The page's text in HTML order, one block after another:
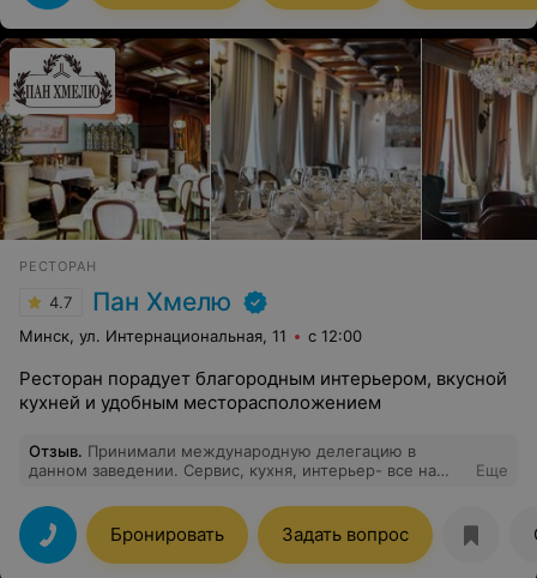
РЕСТОРАН
4.7 Пан Хмелю
Минск, ул. Интернациональная, 11 с 12:00
Ресторан порадует благородным интерьером, вкусной
кухней и удобным месторасположением
Отзыв. Принимали международную делегацию в
данном заведении. Сервис, кухня, интерьер- все на
атмосферу и внимание! Наши гости чувствовали себя,
как дома! По роду деятельности посещаем разные
заведения Минска, н " Пан Хмелю" выше всех похвал!
Рекомендую настоятельно!
Еще
Бронировать Задать вопрос